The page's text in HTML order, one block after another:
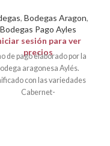
,Bodegas Aragon,
Bodegas Pago Ayles
sesión para ver
precios
de pago elaborado por la
aragonesa Aylés.
con las variedades
Cabernet-